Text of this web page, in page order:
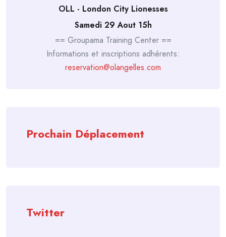
OLL - London City Lionesses
Samedi 29 Aout 15h
== Groupama Training Center ==
Informations et inscriptions adhérents:
reservation@olangelles.com
Prochain Déplacement
Twitter